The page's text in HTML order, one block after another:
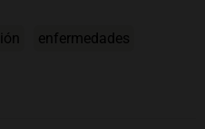
enfermedades